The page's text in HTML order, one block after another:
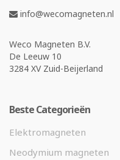
info@wecomagneten.nl
Weco Magneten B.V.
De Leeuw 10
3284 XV Zuid-Beijerland
Beste Categorieën
Elektromagneten
Neodymium magneten